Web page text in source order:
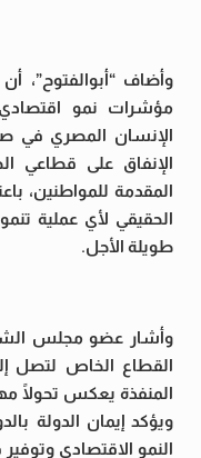
وأضاف “أبوالفتوح”،
مؤشرات نمو
الإنسان المصري في
الإنفاق على قطاعي
المقدمة للمواطنين،
الحقيقي لأي عملية
طويلة الأجل.
وأشار عضو مجلس
المنفذة يعكس تحولًا
ويؤكد إيمان الدولة
النمو الاقتصادي